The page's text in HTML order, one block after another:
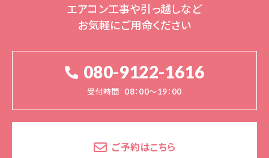
エアコン工事や引っ越しなど
お気軽にご用命ください
080-9122-1616
受付時間 08：00～19：00
ご予約はこちら